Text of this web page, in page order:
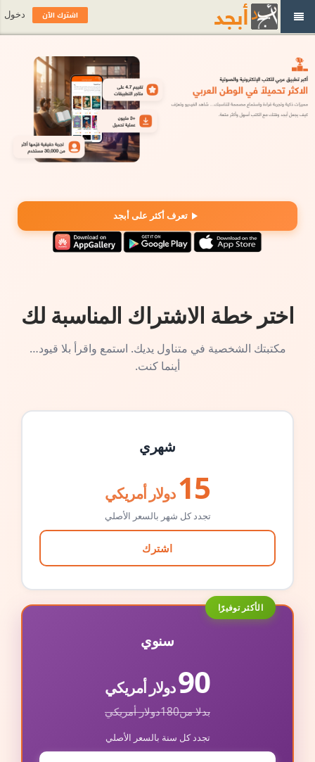
تعرف أكثر على أبجد
اختر خطة الاشتراك المناسبة لك
مكتبتك الشخصية في متناول يديك. استمع واقرأ بلا قيود…
أينما كنت.
شهري
15 دولار أمريكي
تجدد كل شهر بالسعر الأصلي
اشترك
الأكثر توفيرًا
سنوي
90دولار أمريكي
بدلا من180دولار أمريكي
تجدد كل سنة بالسعر الأصلي
اشترك الآن دخول